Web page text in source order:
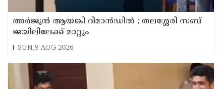
അര്‍ജുന്‍ ആയങ്കി റിമാന്‍ഡില്‍ ; തലശ്ശേരി സബ്
ജയിലിലേക്ക് മാറ്റും
SUN,9 AUG 2026